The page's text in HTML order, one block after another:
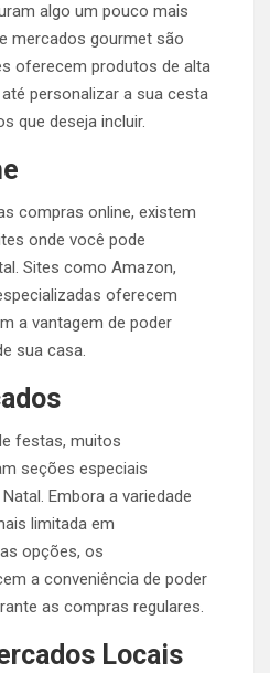
algo um pouco mais
mercados gourmet são
oferecem produtos de alta
personalizar a sua cesta
que deseja incluir.
compras online, existem
onde você pode
Sites como Amazon,
oferecem
a vantagem de poder
sua casa.
festas, muitos
seções especiais
Embora a variedade
limitada em
opções, os
a conveniência de poder
as compras regulares.
Locais